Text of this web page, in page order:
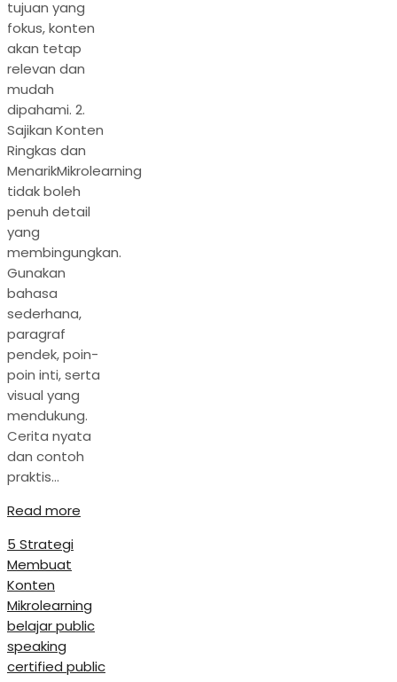
tujuan yang
fokus, konten
akan tetap
relevan dan
mudah
dipahami. 2.
Sajikan Konten
Ringkas dan
MenarikMikrolearning
tidak boleh
penuh detail
yang
membingungkan.
Gunakan
bahasa
sederhana,
paragraf
pendek, poin-
poin inti, serta
visual yang
mendukung.
Cerita nyata
dan contoh
praktis…
Read more
5 Strategi
Membuat
Konten
Mikrolearning
belajar public
speaking
certified public